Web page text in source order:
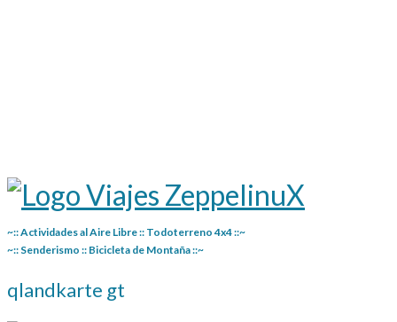
~:: Actividades al Aire Libre :: Todoterreno 4x4 ::~
~:: Senderismo :: Bicicleta de Montaña ::~
qlandkarte gt